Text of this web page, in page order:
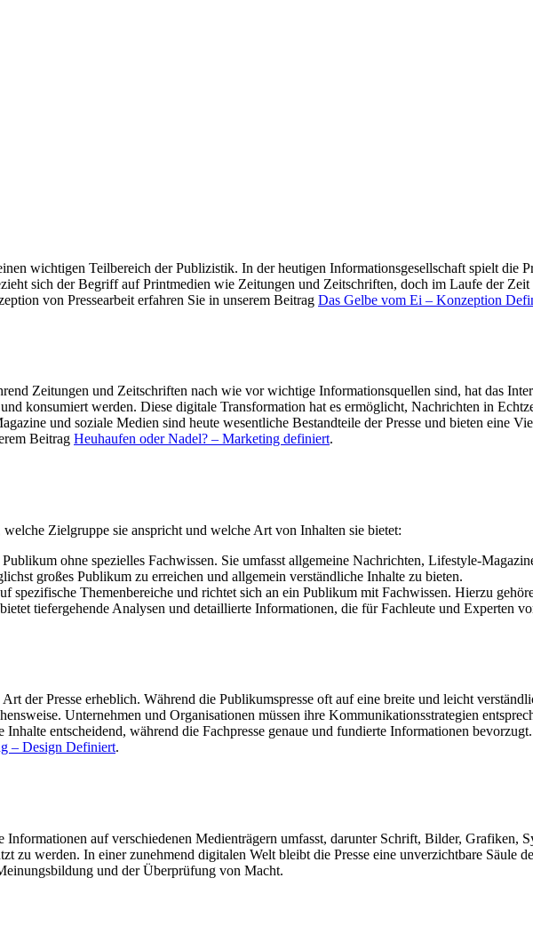
wichtigen Teilbereich der Publizistik. In der heutigen Informationsgesellschaft spielt die
sich der Begriff auf Printmedien wie Zeitungen und Zeitschriften, doch im Laufe der
von Pressearbeit erfahren Sie in unserem Beitrag Das Gelbe vom Ei – Konzeption
Zeitungen und Zeitschriften nach wie vor wichtige Informationsquellen sind, hat das
konsumiert werden. Diese digitale Transformation hat es ermöglicht, Nachrichten in
und soziale Medien sind heute wesentliche Bestandteile der Presse und bieten eine
Beitrag Heuhaufen oder Nadel? – Marketing definiert.
Zielgruppe sie anspricht und welche Art von Inhalten sie bietet:
ohne spezielles Fachwissen. Sie umfasst allgemeine Nachrichten, Lifestyle-
großes Publikum zu erreichen und allgemein verständliche Inhalte zu bieten.
spezifische Themenbereiche und richtet sich an ein Publikum mit Fachwissen. Hierzu
tiefergehende Analysen und detaillierte Informationen, die für Fachleute und Experten
der Presse erheblich. Während die Publikumspresse oft auf eine breite und leicht
Unternehmen und Organisationen müssen ihre Kommunikationsstrategien
entscheidend, während die Fachpresse genaue und fundierte Informationen
– Design Definiert.
Informationen auf verschiedenen Medienträgern umfasst, darunter Schrift, Bilder, Grafiken,
zu werden. In einer zunehmend digitalen Welt bleibt die Presse eine unverzichtbare Säule
und der Überprüfung von Macht.